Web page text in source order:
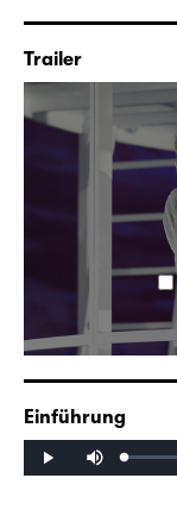
Trailer
Einführung
Play Loaded:
Progress: